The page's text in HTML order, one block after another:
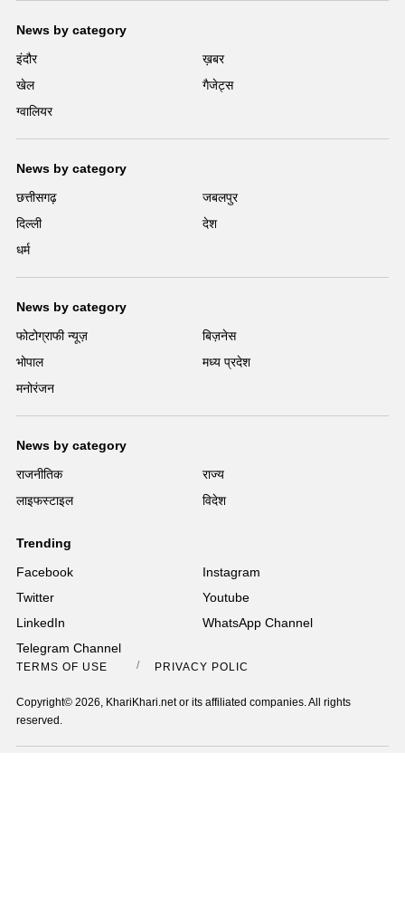
News by category
इंदौर
ख़बर
खेल
गैजेट्स
ग्वालियर
News by category
छत्तीसगढ़
जबलपुर
दिल्ली
देश
धर्म
News by category
फोटोग्राफी न्यूज़
बिज़नेस
भोपाल
मध्य प्रदेश
मनोरंजन
News by category
राजनीतिक
राज्य
लाइफस्टाइल
विदेश
Trending
Facebook
Instagram
Twitter
Youtube
LinkedIn
WhatsApp Channel
Telegram Channel
TERMS OF USE PRIVACY POLICY
Copyright© 2026, KhariKhari.net or its affiliated companies. All rights
reserved.